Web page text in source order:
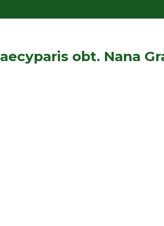
obt. Nana